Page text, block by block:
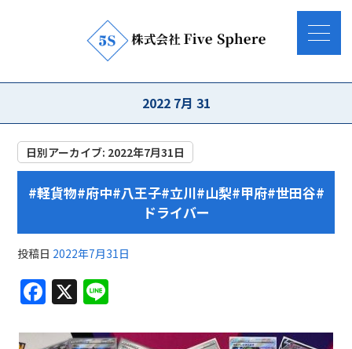
2022 7月 31
日別アーカイブ: 2022年7月31日
#軽貨物#府中#八王子#立川#山梨#甲府#世田谷#
ドライバー
投稿日 2022年7月31日
F X